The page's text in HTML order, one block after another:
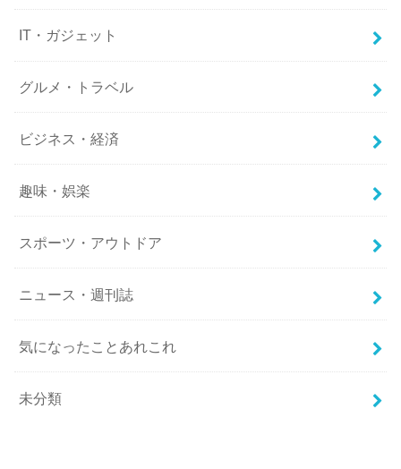
IT・ガジェット
グルメ・トラベル
ビジネス・経済
趣味・娯楽
スポーツ・アウトドア
ニュース・週刊誌
気になったことあれこれ
未分類